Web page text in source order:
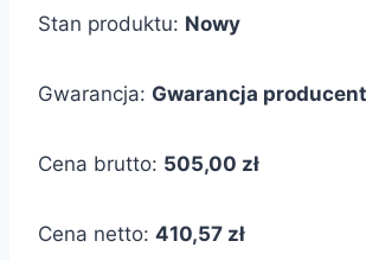
Stan produktu: Nowy
Gwarancja: Gwarancja
Cena brutto: 505,00 zł
Cena netto: 410,57 zł